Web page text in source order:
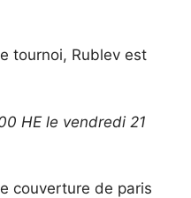
tournoi, Rublev est
HE le vendredi 21
couverture de paris